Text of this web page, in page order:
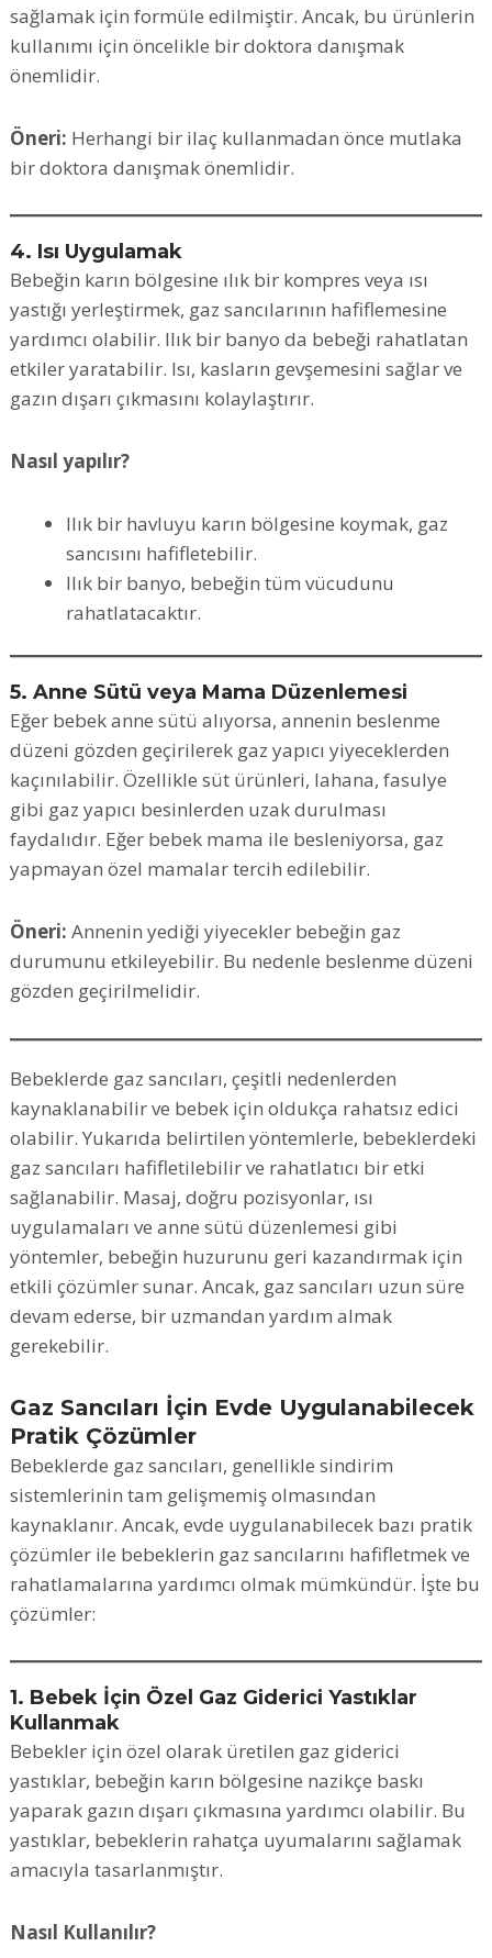
sağlamak için formüle edilmiştir. Ancak, bu ürünlerin
kullanımı için öncelikle bir doktora danışmak
önemlidir.
Öneri: Herhangi bir ilaç kullanmadan önce mutlaka
bir doktora danışmak önemlidir.
4. Isı Uygulamak
Bebeğin karın bölgesine ılık bir kompres veya ısı
yastığı yerleştirmek, gaz sancılarının hafiflemesine
yardımcı olabilir. Ilık bir banyo da bebeği rahatlatan
etkiler yaratabilir. Isı, kasların gevşemesini sağlar ve
gazın dışarı çıkmasını kolaylaştırır.
Nasıl yapılır?
Ilık bir havluyu karın bölgesine koymak, gaz
sancısını hafifletebilir.
Ilık bir banyo, bebeğin tüm vücudunu
rahatlatacaktır.
5. Anne Sütü veya Mama Düzenlemesi
Eğer bebek anne sütü alıyorsa, annenin beslenme
düzeni gözden geçirilerek gaz yapıcı yiyeceklerden
kaçınılabilir. Özellikle süt ürünleri, lahana, fasulye
gibi gaz yapıcı besinlerden uzak durulması
faydalıdır. Eğer bebek mama ile besleniyorsa, gaz
yapmayan özel mamalar tercih edilebilir.
Öneri: Annenin yediği yiyecekler bebeğin gaz
durumunu etkileyebilir. Bu nedenle beslenme düzeni
gözden geçirilmelidir.
Bebeklerde gaz sancıları, çeşitli nedenlerden
kaynaklanabilir ve bebek için oldukça rahatsız edici
olabilir. Yukarıda belirtilen yöntemlerle, bebeklerdeki
gaz sancıları hafifletilebilir ve rahatlatıcı bir etki
sağlanabilir. Masaj, doğru pozisyonlar, ısı
uygulamaları ve anne sütü düzenlemesi gibi
yöntemler, bebeğin huzurunu geri kazandırmak için
etkili çözümler sunar. Ancak, gaz sancıları uzun süre
devam ederse, bir uzmandan yardım almak
gerekebilir.
Gaz Sancıları İçin Evde Uygulanabilecek
Pratik Çözümler
Bebeklerde gaz sancıları, genellikle sindirim
sistemlerinin tam gelişmemiş olmasından
kaynaklanır. Ancak, evde uygulanabilecek bazı pratik
çözümler ile bebeklerin gaz sancılarını hafifletmek ve
rahatlamalarına yardımcı olmak mümkündür. İşte bu
çözümler:
1. Bebek İçin Özel Gaz Giderici Yastıklar
Kullanmak
Bebekler için özel olarak üretilen gaz giderici
yastıklar, bebeğin karın bölgesine nazikçe baskı
yaparak gazın dışarı çıkmasına yardımcı olabilir. Bu
yastıklar, bebeklerin rahatça uyumalarını sağlamak
amacıyla tasarlanmıştır.
Nasıl Kullanılır?